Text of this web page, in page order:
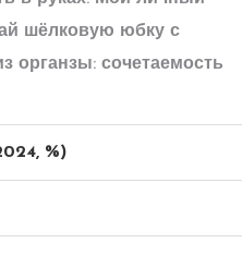
шёлковую юбку с
органзы: сочетаемость
%)